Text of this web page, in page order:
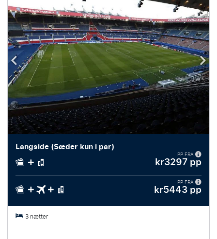
Langside (Sæder kun i par)
PP FRA
kr3297 pp
PP FRA
kr5443 pp
3 nætter